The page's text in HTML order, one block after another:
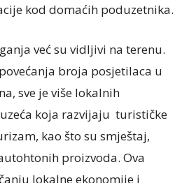
kod domaćih poduzetnika.
već su vidljivi na terenu.
broja posjetilaca u
sve je više lokalnih
koja razvijaju turističke
kao što su smještaj,
proizvoda. Ova
lokalne ekonomije i